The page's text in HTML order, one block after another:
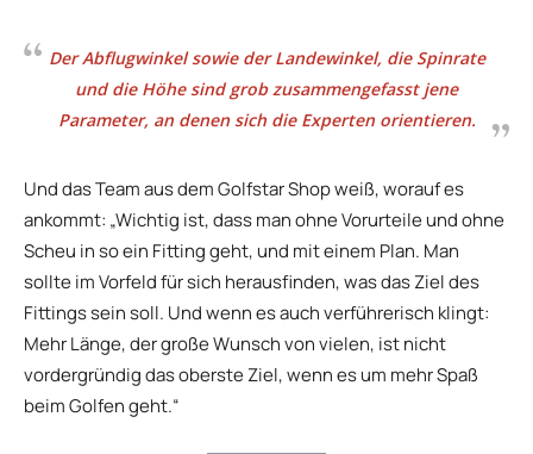
Der Abflugwinkel sowie der Landewinkel, die Spinrate
und die Höhe sind grob zusammengefasst jene
Parameter, an denen sich die Experten orientieren.
Und das Team aus dem Golfstar Shop weiß, worauf es
ankommt: „Wichtig ist, dass man ohne Vorurteile und ohne
Scheu in so ein Fitting geht, und mit einem Plan. Man
sollte im Vorfeld für sich herausfinden, was das Ziel des
Fittings sein soll. Und wenn es auch verführerisch klingt:
Mehr Länge, der große Wunsch von vielen, ist nicht
vordergründig das oberste Ziel, wenn es um mehr Spaß
beim Golfen geht.“